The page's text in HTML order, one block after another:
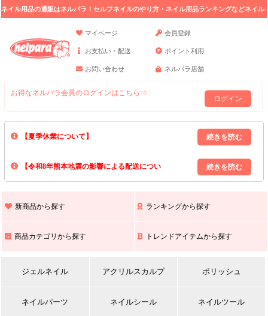
ネイル用品の通販はネルパラ！セルフネイルのやり方・ネイル用品ランキングなどネイル
マイページ
会員登録
お支払い・配送 ポイント利用
お問い合わせ ネルパラ店舗
お得なネルパラ会員のログインはこちら⇒
ログイン
【夏季休業について】
8/13(木)～8/16(日)の間｢出荷業務・お問い合わせ業務｣はお休みいたしま
上記期間中のご注文・お問い合わせは8/17(月)以降の対応となりますので
【令和8年熊本地震の影響による配送につい
また､ 九州全域でお荷物のお届けに遅延が生じております｡
新商品から探す ランキングから探す
商品カテゴリから探す トレンドアイテムから探す
ジェルネイル アクリルスカルプ ポリッシュ
ネイルパーツ ネイルシール ネイルツール